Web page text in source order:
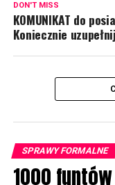
DON'T MISS
KOMUNIKAT do
Koniecznie
SPRAWY FORMALNE
1000